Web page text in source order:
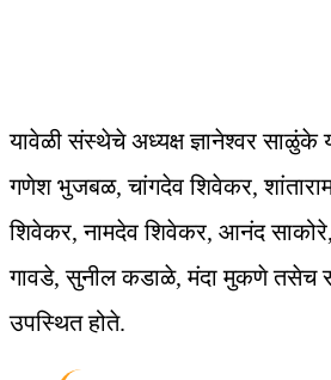
यावेळी संस्थेचे अध्यक्ष ज्ञानेश्वर साळुंके
गणेश भुजबळ, चांगदेव शिवेकर,
शिवेकर, नामदेव शिवेकर, आनंद साकोरे,
गावडे, सुनील कडाळे, मंदा मुकणे तसेच
उपस्थित होते.